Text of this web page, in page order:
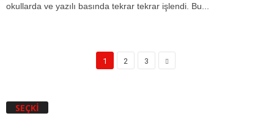
okullarda ve yazılı basında tekrar tekrar işlendi. Bu...
1 2 3
SEÇKI